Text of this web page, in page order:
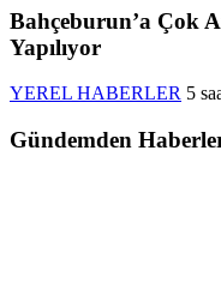
Bahçeburun’a Çok
Yapılıyor
YEREL HABERLER 5
Gündemden